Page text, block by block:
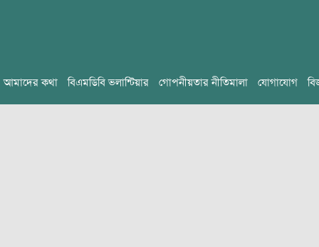
আমাদের কথা বিএমডিবি ভলান্টিয়ার গোপনীয়তার নীতিমালা যোগাযোগ